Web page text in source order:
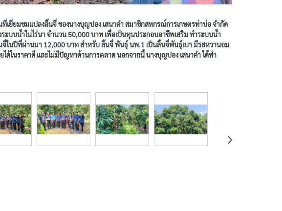
ยี่ยมชมแปลงลิ้นจี่ ของนางบุญปอง เสนาคำ สมาชิกสหกรณ์การเกษตรท่าบ่อ จำกัด
บบน้ำในไร่นา จำนวน 50,000 บาท เพื่อเป็นทุนประกอบอาชีพเสริม ทำระบบน้ำ
ในปีที่ผ่านมา 12,000 บาท สำหรับ ลิ้นจี่ พันธุ์ นพ.1 เป็นลิ้นจี่พันธุ์เบา มีรสหวานอม
ได้ในราคาดี และไม่มีปัญหาด้านการตลาด นอกจากนี้ นางบุญปอง เสนาคำ ได้ทำ